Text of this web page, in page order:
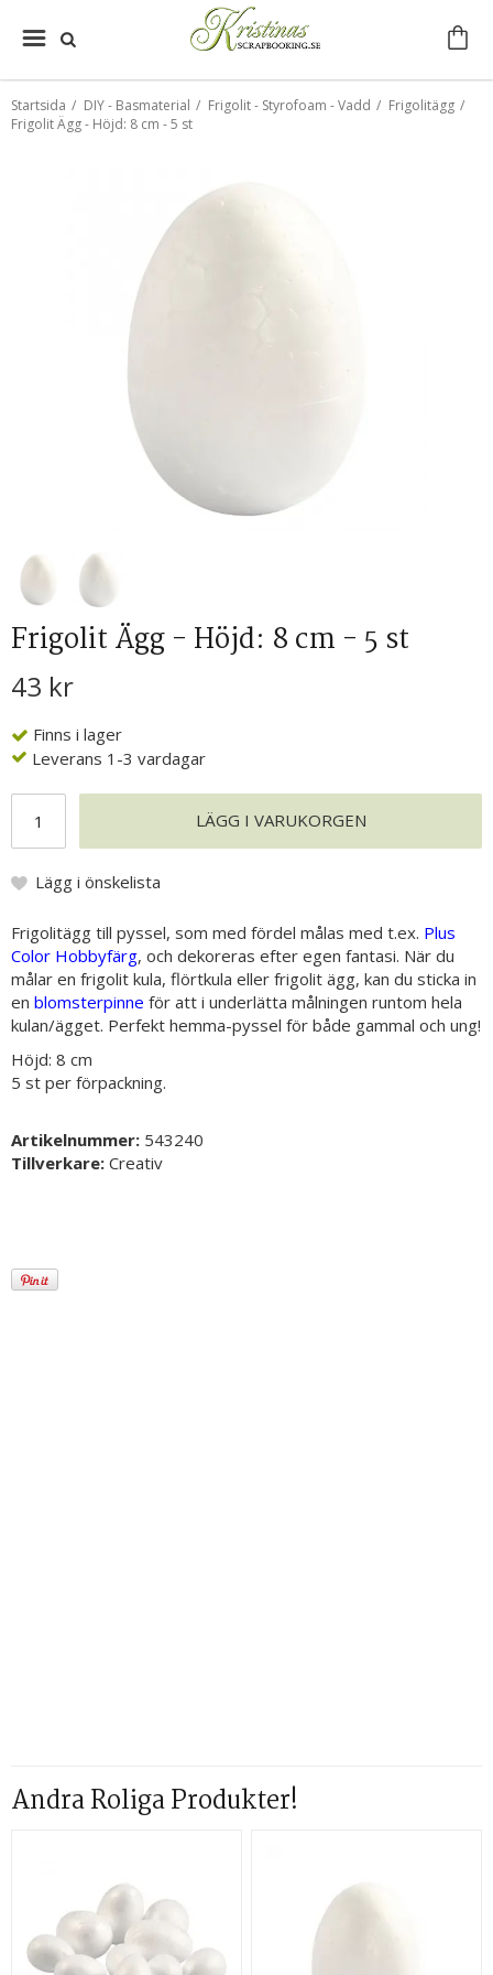
Startsida / DIY - Basmaterial / Frigolit - Styrofoam - Vadd / Frigolitägg /
Frigolit Ägg - Höjd: 8 cm - 5 st
Frigolit Ägg - Höjd: 8 cm - 5 st
43 kr
Finns i lager
Leverans 1-3 vardagar
LÄGG I VARUKORGEN
Lägg i önskelista
Frigolitägg till pyssel, som med fördel målas med t.ex. Plus
Color Hobbyfärg, och dekoreras efter egen fantasi. När du
målar en frigolit kula, flörtkula eller frigolit ägg, kan du sticka in
en blomsterpinne för att i underlätta målningen runtom hela
kulan/ägget. Perfekt hemma-pyssel för både gammal och ung!
Höjd: 8 cm
5 st per förpackning.
Artikelnummer: 543240
Tillverkare: Creativ
Andra Roliga Produkter!